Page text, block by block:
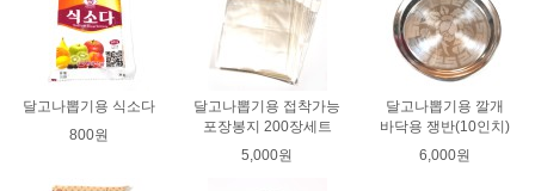
달고나뽑기용 식소다
800원
달고나뽑기용 접착가능
포장봉지 200장세트
5,000원
달고나뽑기용 깔개
바닥용 쟁반(10인치)
6,000원